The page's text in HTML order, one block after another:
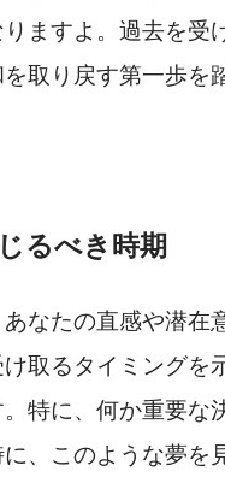
ますよ。過去を受
取り戻す第一歩を
るべき時期
なたの直感や潜在
取るタイミングを
特に、何か重要な
、このような夢を